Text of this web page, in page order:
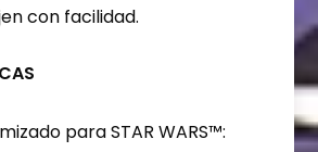
con facilidad.
para STAR WARS™: